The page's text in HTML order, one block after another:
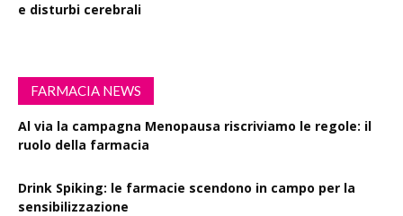
e disturbi cerebrali
FARMACIA NEWS
Al via la campagna Menopausa riscriviamo le regole: il
ruolo della farmacia
Drink Spiking: le farmacie scendono in campo per la
sensibilizzazione